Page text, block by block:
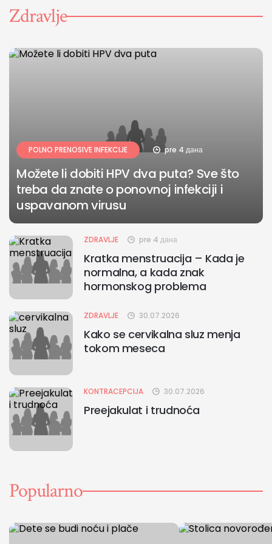
Zdravlje
POLNO PRENOSIVE INFEKCIJE pre 4 дана
Možete li dobiti HPV dva puta? Sve što
treba da znate o ponovnoj infekciji i
uspavanom virusu
ZDRAVLJE pre 4 дана
Kratka menstruacija – Kada je
normalna, a kada znak
hormonskog problema
ZDRAVLJE 30.07.2026
Kako se cervikalna sluz menja
tokom meseca
KONTRACEPCIJA 30.07.2026
Preejakulat i trudnoća
Popularno